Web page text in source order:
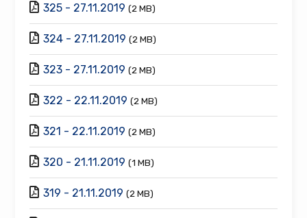
325 - 27.11.2019 (2 MB)
324 - 27.11.2019 (2 MB)
323 - 27.11.2019 (2 MB)
322 - 22.11.2019 (2 MB)
321 - 22.11.2019 (2 MB)
320 - 21.11.2019 (1 MB)
319 - 21.11.2019 (2 MB)